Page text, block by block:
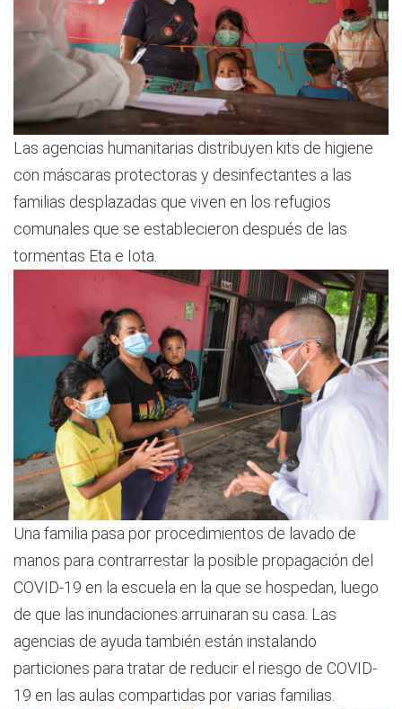
Las agencias humanitarias distribuyen kits de higiene
con máscaras protectoras y desinfectantes a las
familias desplazadas que viven en los refugios
comunales que se establecieron después de las
tormentas Eta e Iota.
Una familia pasa por procedimientos de lavado de
manos para contrarrestar la posible propagación del
COVID-19 en la escuela en la que se hospedan, luego
de que las inundaciones arruinaran su casa. Las
agencias de ayuda también están instalando
particiones para tratar de reducir el riesgo de COVID-
19 en las aulas compartidas por varias familias.